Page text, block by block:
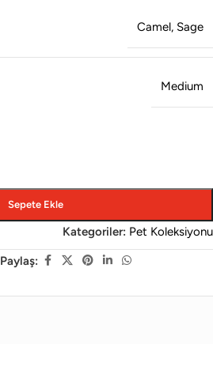
Camel, Sage
Medium
Sepete Ekle
Kategoriler: Pet Koleksiyonu
Paylaş: